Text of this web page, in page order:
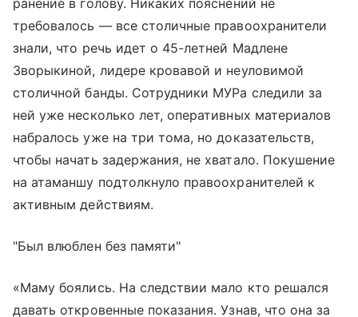
ранение в голову. Никаких пояснений не
требовалось — все столичные правоохранители
знали, что речь идет о 45-летней Мадлене
Зворыкиной, лидере кровавой и неуловимой
столичной банды. Сотрудники МУРа следили за
ней уже несколько лет, оперативных материалов
набралось уже на три тома, но доказательств,
чтобы начать задержания, не хватало. Покушение
на атаманшу подтолкнуло правоохранителей к
активным действиям.
"Был влюблен без памяти"
«Маму боялись. На следствии мало кто решался
давать откровенные показания. Узнав, что она за